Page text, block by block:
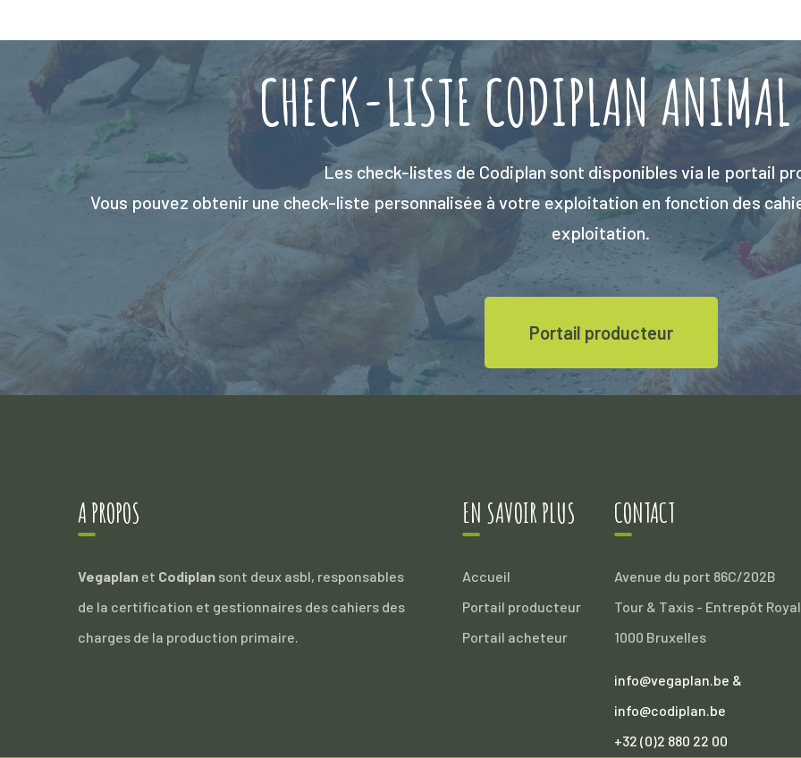
CHECK-LISTE CODIPLAN ANIMAL
Les check-listes de Codiplan sont disponibles via le portail
Vous pouvez obtenir une check-liste personnalisée à votre exploitation en fonction des
exploitation.
Portail producteur
A PROPOS
Vegaplan et Codiplan sont deux asbl, responsables
de la certification et gestionnaires des cahiers des
charges de la production primaire.
EN SAVOIR PLUS
Accueil
Portail producteur
Portail acheteur
CONTACT
Avenue du port 86C/202B
Tour & Taxis - Entrepôt Royal
1000 Bruxelles
info@vegaplan.be &
info@codiplan.be
+32 (0)2 880 22 00